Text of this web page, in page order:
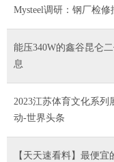
Mysteel调研：钢厂检
能压340W的鑫谷昆仑
息
2023江苏体育文化系
动-世界头条
【天天速看料】最便